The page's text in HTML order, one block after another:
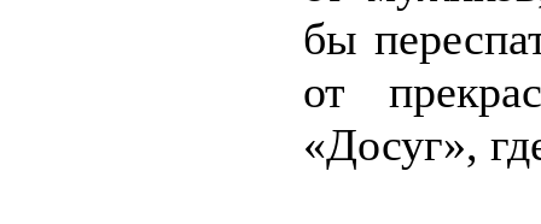
бы
от
«Досуг»,